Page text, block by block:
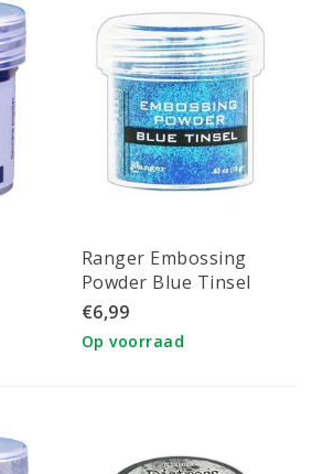
Ranger Embossing
Powder Blue Tinsel
34ml
€6,99
Op voorraad